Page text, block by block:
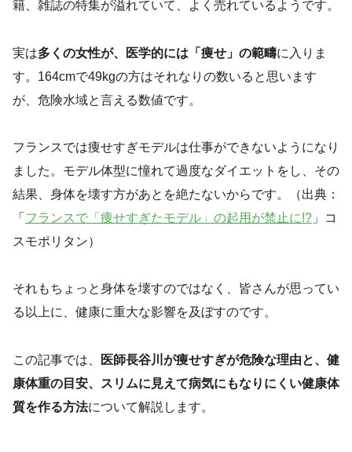
籍、雑誌の特集が溢れていて、よく売れているようです。
実は多くの女性が、医学的には「痩せ」の範疇に入りま
す。164cmで49kgの方はそれなりの数いると思います
が、危険水域と言える数値です。
フランスでは痩せすぎモデルは仕事ができないようになり
ました。モデル体型に憧れて過度なダイエットをし、その
結果、身体を壊す方があとを絶たないからです。（出典：
「 フランスで「痩せすぎたモデル」の起用が禁止に!? 」コ
スモポリタン）
それもちょっと身体を壊すのではなく、皆さんが思ってい
る以上に、健康に重大な影響を及ぼすのです。
この記事では、
医師長谷川が痩せすぎが危険な理由と、健
康体重の目安、スリムに見えて病気にもなりにくい健康体
質を作る方法について解説します。